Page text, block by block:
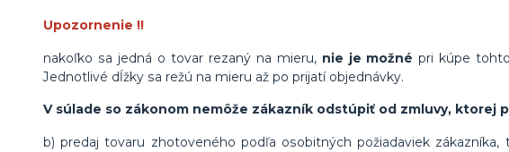
Upozornenie !!
nakoľko sa jedná o tovar rezaný na mieru, nie je možné pri kúpe
Jednotlivé dĺžky sa režú na mieru až po prijatí objednávky.
V súlade so zákonom nemôže zákazník odstúpiť od zmluvy, ktorej
b) predaj tovaru zhotoveného podľa osobitných požiadaviek